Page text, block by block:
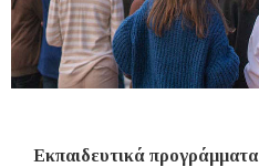
Εκπαιδευτικά προγράμματα